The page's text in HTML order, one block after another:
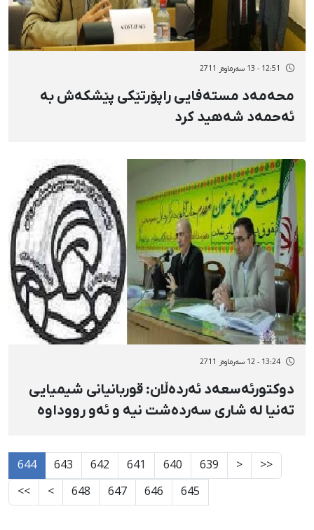
12:51 - 13 سەرماوەز 2711
محەمەد مستەفایی راپۆرتێكی پێشكەش بە
ئەحمەد شەهید كرد
13:24 - 12 سەرماوەز 2711
دوکتورئەسعەد ئەردەڵان: قوربانیانی شیمیایی
تەنیا لە شاری سەردەشت نیە و ئەو رووداوە
<<
<
639
640
641
642
643
644
645
646
647
648
>
>>